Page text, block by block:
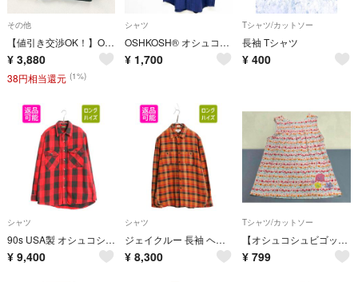
その他
【値引き交渉OK！】OSHKOSH オシュコシュ フルジップダックジャケット 4つポケット フラップポケット 比翼仕立て 黒 ブラック Mサイズ 古着
¥ 3,880
38円相当還元 (1%)
シャツ
OSHKOSH® オシュコシュ ネイビー 半袖 襟付き シャツ M
¥ 1,700
Tシャツ/カットソー
長袖 Tシャツ
¥ 400
シャツ
90s USA製 オシュコシュ 長袖 ヘビー フランネル シャツ メンズ L 古着 オールド バッファロー チェック ネルシャツ ワーク 赤 黒 ツートン
¥ 9,400
シャツ
ジェイクルー 長袖 ヘビー フランネル シャツ メンズ L 古着 WALLACE&BARNES チェック ネルシャツ ポケット マチ付き ヴィンテージ モデル
¥ 8,300
Tシャツ/カットソー
【オシュコシュビゴッシュ】美品 ノースリーブ 貝殻刺繍 130cm
¥ 799